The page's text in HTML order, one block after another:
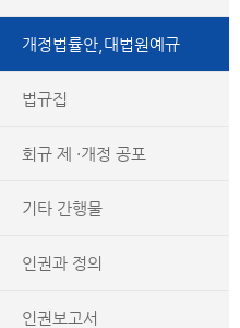
개정법률안,대법원예규
법규집
회규 제 ·개정 공포
기타 간행물
인권과 정의
인권보고서